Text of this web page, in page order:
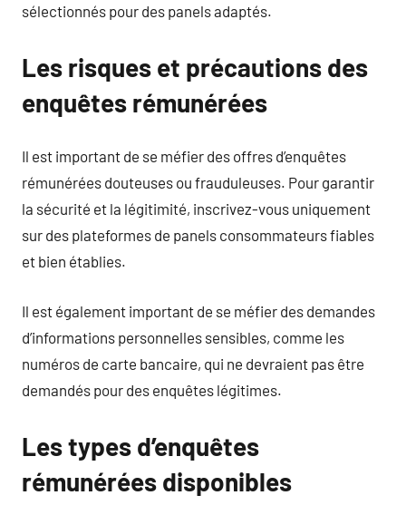
sélectionnés pour des panels adaptés.
Les risques et précautions des
enquêtes rémunérées
Il est important de se méfier des offres d’enquêtes
rémunérées douteuses ou frauduleuses. Pour garantir
la sécurité et la légitimité, inscrivez-vous uniquement
sur des plateformes de panels consommateurs fiables
et bien établies.
Il est également important de se méfier des demandes
d’informations personnelles sensibles, comme les
numéros de carte bancaire, qui ne devraient pas être
demandés pour des enquêtes légitimes.
Les types d’enquêtes
rémunérées disponibles